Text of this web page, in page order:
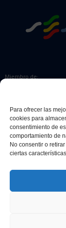
Para ofrecer las
cookies para
consentimiento de
comportamiento de
No consentir o
ciertas
Miembro de:
Colaboradores:
© 2026 Sociedad